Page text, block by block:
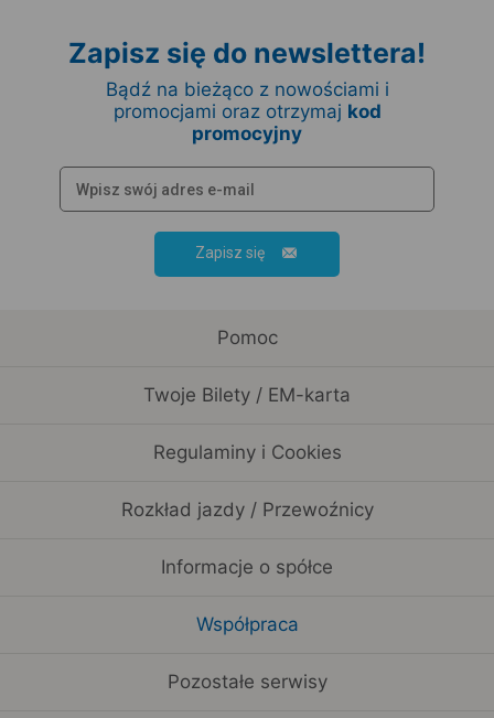
Zapisz się do newslettera!
Bądź na bieżąco z nowościami i
promocjami oraz otrzymaj kod
promocyjny
Zapisz się
Pomoc
Twoje Bilety / EM-karta
Regulaminy i Cookies
Rozkład jazdy / Przewoźnicy
Informacje o spółce
Współpraca
Pozostałe serwisy